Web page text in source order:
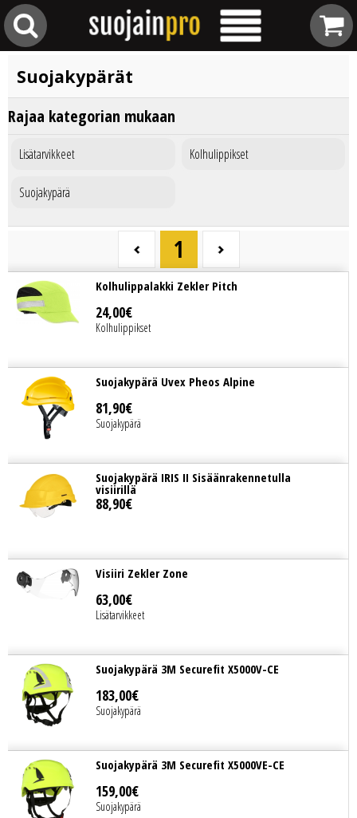
Suojakypärät
Rajaa kategorian mukaan
Lisätarvikkeet Kolhulippikset
Suojakypärä
1
Kolhulippalakki Zekler Pitch
24,00€
Kolhulippikset
Suojakypärä Uvex Pheos Alpine
81,90€
Suojakypärä
Suojakypärä IRIS II Sisäänrakennetulla
visiirillä
88,90€
Visiiri Zekler Zone
63,00€
Lisätarvikkeet
Suojakypärä 3M Securefit X5000V-CE
183,00€
Suojakypärä
Suojakypärä 3M Securefit X5000VE-CE
159,00€
Suojakypärä